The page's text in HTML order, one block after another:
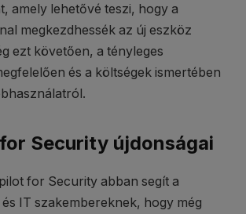
amely lehetővé teszi, hogy a
megkezdhessék az új eszköz
ezt követően, a tényleges
és a költségek ismertében
Security újdonságai
for Security abban segít a
IT szakembereknek, hogy még